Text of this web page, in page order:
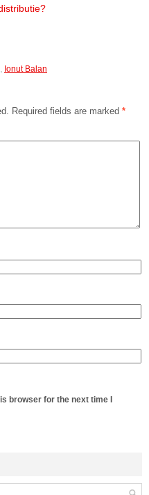
, Ionut Balan
Required fields are marked *
browser for the next time I